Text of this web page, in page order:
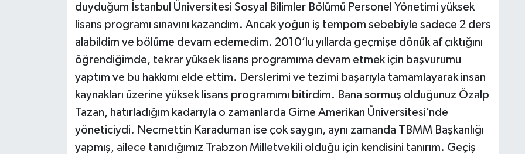
duyduğum İstanbul Üniversitesi Sosyal Bilimler Bölümü Personel Yönetimi yüksek
lisans programı sınavını kazandım. Ancak yoğun iş tempom sebebiyle sadece 2 ders
alabildim ve bölüme devam edemedim. 2010’lu yıllarda geçmişe dönük af çıktığını
öğrendiğimde, tekrar yüksek lisans programıma devam etmek için başvurumu
yaptım ve bu hakkımı elde ettim. Derslerimi ve tezimi başarıyla tamamlayarak insan
kaynakları üzerine yüksek lisans programımı bitirdim. Bana sormuş olduğunuz Özalp
Tazan, hatırladığım kadarıyla o zamanlarda Girne Amerikan Üniversitesi’nde
yöneticiydi. Necmettin Karaduman ise çok saygın, aynı zamanda TBMM Başkanlığı
yapmış, ailece tanıdığımız Trabzon Milletvekili olduğu için kendisini tanırım. Geçiş